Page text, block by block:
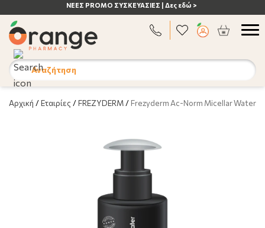
ΝΕΕΣ PROMO ΣΥΣΚΕΥΑΣΙΕΣ | Δες εδώ >
Αναζήτηση
Αρχική /Εταιρίες /FREZYDERM / Frezyderm Ac-Norm Micellar Water